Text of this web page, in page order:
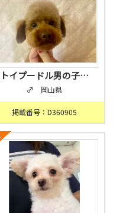
トイプードル男の子…
♂ 岡山県
掲載番号：D360905